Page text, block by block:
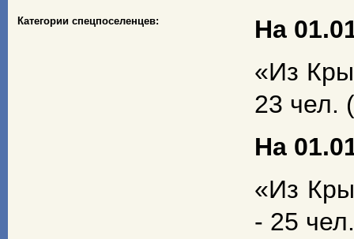
Категории спецпоселенцев:
На
«Из
23 чел.
На
«Из
- 25